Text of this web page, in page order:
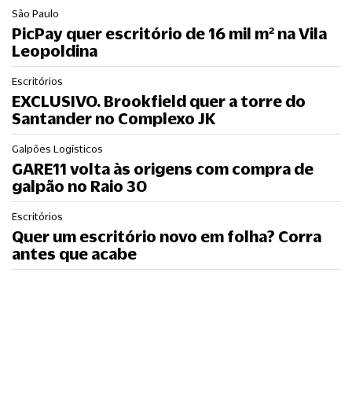
São Paulo
PicPay quer escritório de 16 mil m² na Vila
Leopoldina
Escritórios
EXCLUSIVO. Brookfield quer a torre do
Santander no Complexo JK
Galpões Logísticos
GARE11 volta às origens com compra de
galpão no Raio 30
Escritórios
Quer um escritório novo em folha? Corra
antes que acabe